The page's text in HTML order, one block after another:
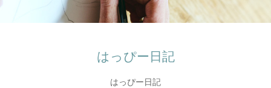
はっぴー日記
はっぴー日記
アクセス